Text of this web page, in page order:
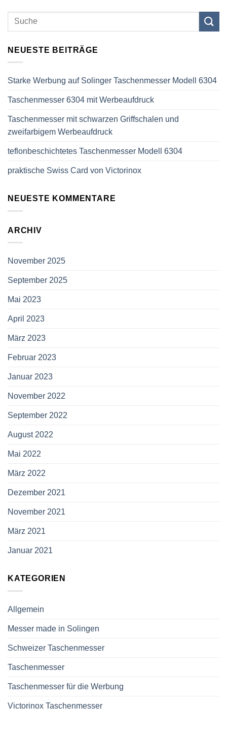
NEUESTE BEITRÄGE
Starke Werbung auf Solinger Taschenmesser Modell 6304
Taschenmesser 6304 mit Werbeaufdruck
Taschenmesser mit schwarzen Griffschalen und
zweifarbigem Werbeaufdruck
teflonbeschichtetes Taschenmesser Modell 6304
praktische Swiss Card von Victorinox
NEUESTE KOMMENTARE
ARCHIV
November 2025
September 2025
Mai 2023
April 2023
März 2023
Februar 2023
Januar 2023
November 2022
September 2022
August 2022
Mai 2022
März 2022
Dezember 2021
November 2021
März 2021
Januar 2021
KATEGORIEN
Allgemein
Messer made in Solingen
Schweizer Taschenmesser
Taschenmesser
Taschenmesser für die Werbung
Victorinox Taschenmesser